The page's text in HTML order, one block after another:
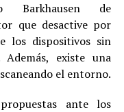
Barkhausen de
que desactive por
los dispositivos sin
existe una
el entorno.
ante los